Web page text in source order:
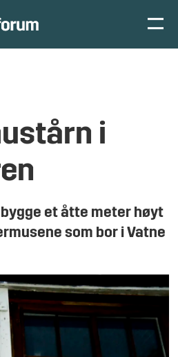
i
et åtte meter høyt
som bor i Vatne